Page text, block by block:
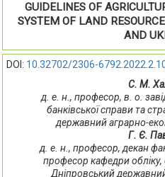
GUIDELINES OF
SYSTEM OF LAND
AND
DOI: 10.32702/2306-
С. М.
д. е. н., професор, в. о.
банківської справи та
державний аграрно-
Г. Є.
д. е. н., професор, декан
професор кафедри
Дніпровський